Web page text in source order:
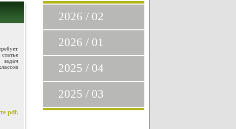
pdf.
2026 / 02
2026 / 01
2025 / 04
2025 / 03